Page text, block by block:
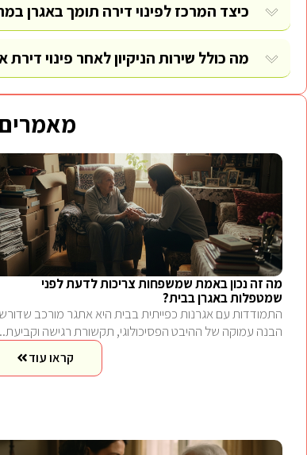
כיצד המרכז לפינוי דירה תומך באגרן
מה כולל שירות הניקיון לאחר פינוי דירת
מה זה נכון באמת שמשפחות צריכות לדעת לפני
שמטפלות באגרן בבית?
התמודדות עם אגרנות כפייתית בבית היא אתגר מורכב שדורש
הבנה עמוקה של ההיבט הפסיכולוגי, תקשורת רגישה וקביעת..
קראו עוד